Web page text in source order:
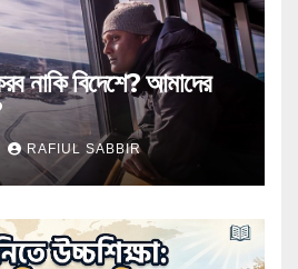
নাকি বিদেশে? আমাদের
RAFIUL SABBIR